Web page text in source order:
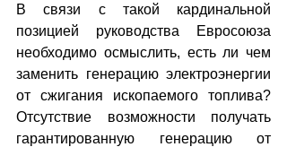
В связи с такой кардинальной
позицией руководства Евросоюза
необходимо осмыслить, есть ли чем
заменить генерацию электроэнергии
от сжигания ископаемого топлива?
Отсутствие возможности получать
гарантированную генерацию от